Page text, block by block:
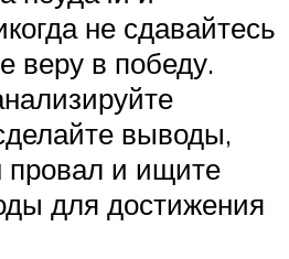
не сдавайтесь
веру в победу.
выводы,
провал и ищите
для достижения